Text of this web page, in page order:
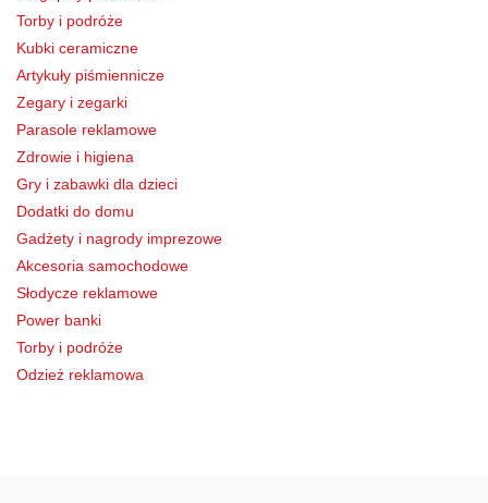
Torby i podróże
Kubki ceramiczne
Artykuły piśmiennicze
Zegary i zegarki
Parasole reklamowe
Zdrowie i higiena
Gry i zabawki dla dzieci
Dodatki do domu
Gadżety i nagrody imprezowe
Akcesoria samochodowe
Słodycze reklamowe
Power banki
Torby i podróże
Odzież reklamowa